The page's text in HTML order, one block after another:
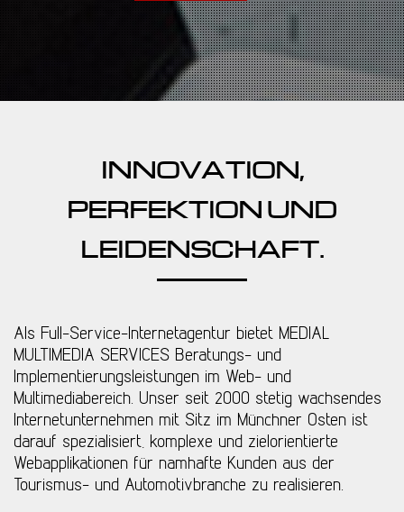
INNOVATION,
PERFEKTION UND
LEIDENSCHAFT.
Als Full-Service-Internetagentur bietet MEDIAL
MULTIMEDIA SERVICES Beratungs- und
Implementierungsleistungen im Web- und
Multimediabereich. Unser seit 2000 stetig wachsendes
Internetunternehmen mit Sitz im Münchner Osten ist
darauf spezialisiert, komplexe und zielorientierte
Webapplikationen für namhafte Kunden aus der
Tourismus- und Automotivbranche zu realisieren.